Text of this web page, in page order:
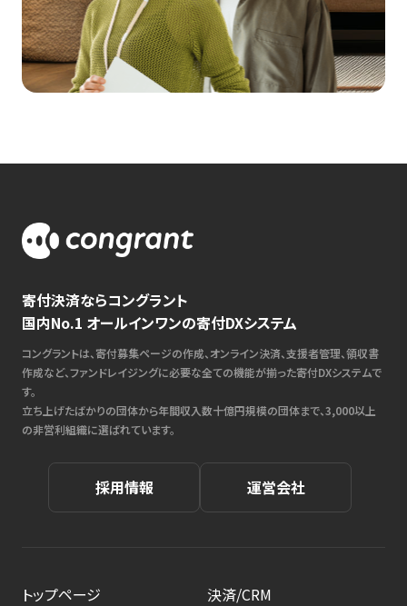
寄付決済ならコングラント
国内No.1 オールインワンの寄付DXシステム
コングラントは、寄付募集ページの作成、オンライン決済、支援者管理、領収書
作成など、ファンドレイジングに必要な全ての機能が揃った寄付DXシステムで
す。
立ち上げたばかりの団体から年間収入数十億円規模の団体まで、3,000以上
の非営利組織に選ばれています。
採用情報 運営会社
トップページ
決済/CRM